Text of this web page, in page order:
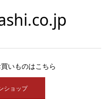
いものはこちら
ショップ